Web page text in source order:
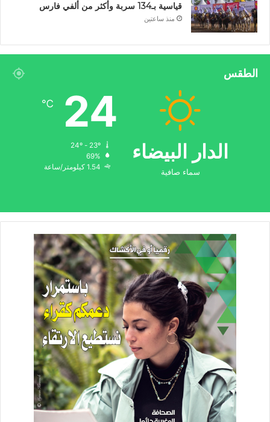
قياسية بـ134 سربة وأكثر من ألفي فارس
منذ ساعتين
الطقس
الدار البيضاء
سماء صافية
24
℃
69%
1.54 كيلومتر/ساعة